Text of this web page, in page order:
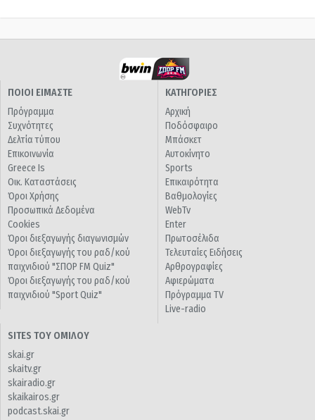
ΠΟΙΟΙ ΕΙΜΑΣΤΕ
Πρόγραμμα
Συχνότητες
Δελτία τύπου
Επικοινωνία
Greece Is
Οικ. Καταστάσεις
Όροι Χρήσης
Προσωπικά Δεδομένα
Cookies
Όροι διεξαγωγής διαγωνισμών
Όροι διεξαγωγής του ραδ/κού
παιχνιδιού "ΣΠΟΡ FM Quiz"
Όροι διεξαγωγής του ραδ/κού
παιχνιδιού "Sport Quiz"
ΚΑΤΗΓΟΡΙΕΣ
Αρχική
Ποδόσφαιρο
Μπάσκετ
Αυτοκίνητο
Sports
Επικαιρότητα
Βαθμολογίες
WebTv
Enter
Πρωτοσέλιδα
Τελευταίες Ειδήσεις
Αρθρογραφίες
Αφιερώματα
Πρόγραμμα TV
Live-radio
SITES ΤΟΥ ΟΜΙΛΟΥ
skai.gr
skaitv.gr
skairadio.gr
skaikairos.gr
podcast.skai.gr